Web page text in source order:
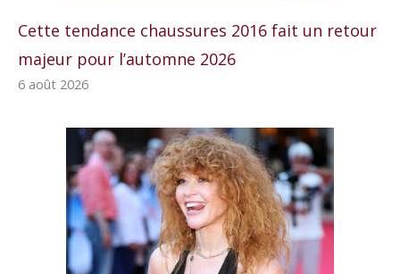
Cette tendance chaussures 2016 fait un retour
majeur pour l’automne 2026
6 août 2026